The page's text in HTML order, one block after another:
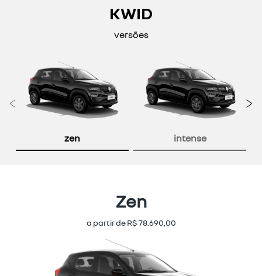
KWID
versões
zen intense
Anterior
Zen
a partir de R$ 78.690,00